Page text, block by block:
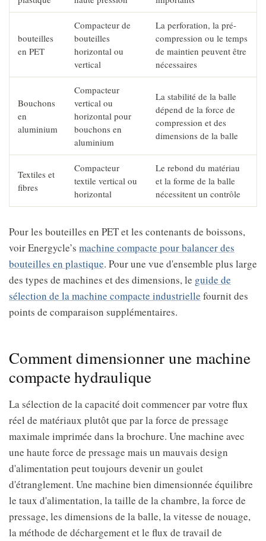
bouteilles
en PET
Compacteur de
bouteilles
horizontal ou
vertical
La perforation, la pré-
compression ou le temps
de maintien peuvent être
nécessaires
Bouchons
en
aluminium
Compacteur
vertical ou
horizontal pour
bouchons en
aluminium
La stabilité de la balle
dépend de la force de
compression et des
dimensions de la balle
Textiles et
fibres
Compacteur
textile vertical ou
horizontal
Le rebond du matériau
et la forme de la balle
nécessitent un contrôle
Pour les bouteilles en PET et les contenants de boissons,
voir Energycle’s machine compacte pour balancer des
bouteilles en plastique. Pour une vue d'ensemble plus large
des types de machines et des dimensions, le guide de
sélection de la machine compacte industrielle fournit des
points de comparaison supplémentaires.
Comment dimensionner une machine
compacte hydraulique
La sélection de la capacité doit commencer par votre flux
réel de matériaux plutôt que par la force de pressage
maximale imprimée dans la brochure. Une machine avec
une haute force de pressage mais un mauvais design
d'alimentation peut toujours devenir un goulet
d'étranglement. Une machine bien dimensionnée équilibre
le taux d'alimentation, la taille de la chambre, la force de
pressage, les dimensions de la balle, la vitesse de nouage,
la méthode de déchargement et le flux de travail de